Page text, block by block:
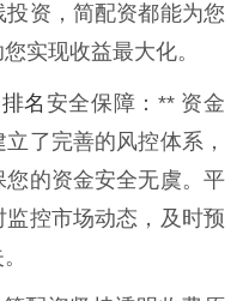
资，简配资都能为您
实现收益最大化。
名安全保障：** 资金
了完善的风控体系，
的资金安全无虞。平
控市场动态，及时预